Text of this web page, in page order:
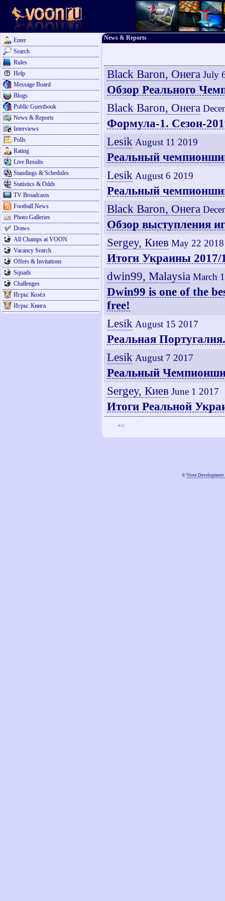
Enter
Search
Rules
Help
Message Board
Blogs
Public Guestbook
News & Reports
Interviews
Polls
Rating
Live Results
Standings & Schedules
Statistics & Odds
TV Broadcasts
Football News
Photo Galleries
Draws
All Champs at VOON
Vacancy Search
Offers & Invitations
Squads
Challenges
Игры: Козёл
Игры: Кинга
News & Reports
Black Baron, Онега July
Обзор Реального
Black Baron, Онега
Формула-1. Сезон-
Lesik August 11 2019
Реальный
Lesik August 6 2019
Реальный
Black Baron, Онега
Обзор выступления
Sergey, Киев May 22 2018
Итоги Украины 2017/
dwin99, Malaysia March
Dwin99 is one of the
free!
Lesik August 15 2017
Реальная
Lesik August 7 2017
Реальный
Sergey, Киев June 1 2017
Итоги Реальной
<<
© Voon Development